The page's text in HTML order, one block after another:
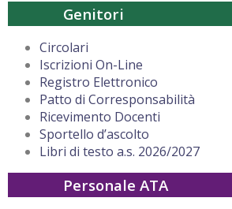
Genitori
Circolari
Iscrizioni On-Line
Registro Elettronico
Patto di Corresponsabilità
Ricevimento Docenti
Sportello d’ascolto
Libri di testo a.s. 2026/2027
Personale ATA